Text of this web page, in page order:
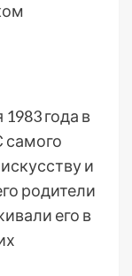
года в
самого
и
родители
его в